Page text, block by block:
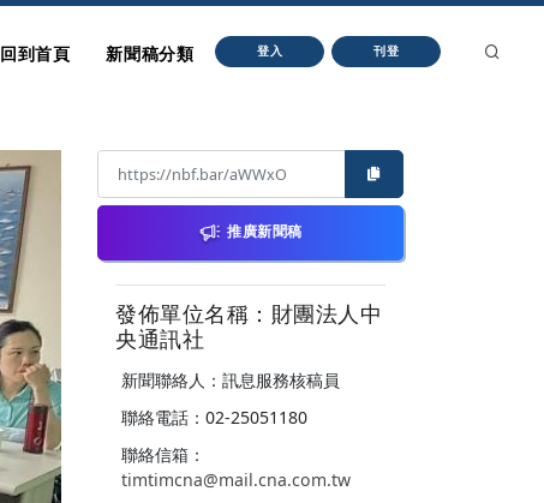
回到首頁 新聞稿分類 登入 刊登
推廣新聞稿
發佈單位名稱：財團法人中
央通訊社
新聞聯絡人：訊息服務核稿員
聯絡電話：02-25051180
聯絡信箱：
timtimcna@mail.cna.com.tw